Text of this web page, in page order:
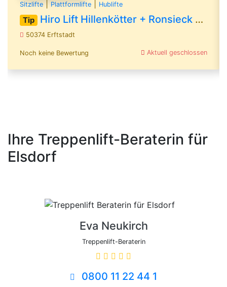
Sitzlifte Plattformlifte Hublifte
Tip Hiro Lift Hillenkötter + Ronsieck GmbH
50374 Erftstadt
Noch keine Bewertung Aktuell geschlossen
Ihre Treppenlift-Beraterin für
Elsdorf
Eva Neukirch
Treppenlift-Beraterin
0800 11 22 44 1